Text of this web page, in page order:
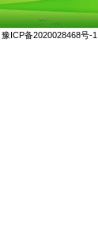
豫ICP备2020028468号-1